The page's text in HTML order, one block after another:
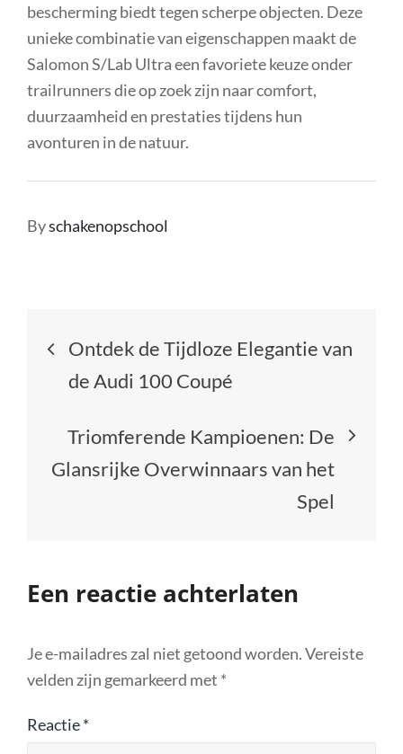
bescherming biedt tegen scherpe objecten. Deze
unieke combinatie van eigenschappen maakt de
Salomon S/Lab Ultra een favoriete keuze onder
trailrunners die op zoek zijn naar comfort,
duurzaamheid en prestaties tijdens hun
avonturen in de natuur.
Byschakenopschool
Berichtnavigatie
Ontdek de Tijdloze Elegantie van
de Audi 100 Coupé
Triomferende Kampioenen: De
Glansrijke Overwinnaars van het
Spel
Een reactie achterlaten
Je e-mailadres zal niet getoond worden.Vereiste
velden zijn gemarkeerd met *
Reactie*